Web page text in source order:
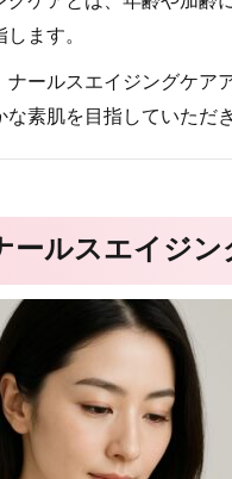
します。
ナールスエイジングケア
な素肌を目指していただ
ールスエイジ